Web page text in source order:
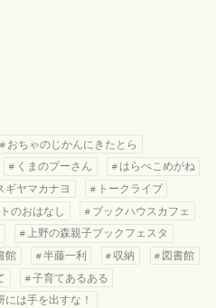
おちゃのじかんにきたとら
くまのプーさん
はらぺこめがね
ギヤマカナヨ
トークライブ
のおはなし
ブックハウスカフェ
上野の森親子ブックフェスタ
館 半藤一利 収納
図書館
子育てあるある
には手を出すな！